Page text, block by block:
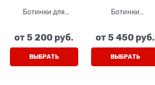
Ботинки для
леопард), шнурки/
молния
от5 200 руб.
ВЫБРАТЬ
Ботинки
черный (кожа),
молния/резинка
от5 450 руб.
ВЫБРАТЬ